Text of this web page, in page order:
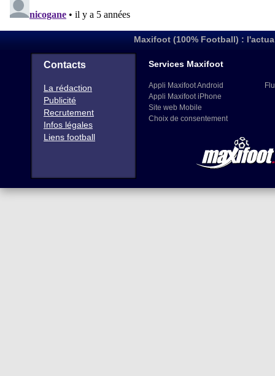
Maxifoot (100% Football) :
Contacts
La rédaction
Publicité
Recrutement
Infos légales
Liens football
Services Maxifoot
Appli Maxifoot Android
Appli Maxifoot iPhone
Site web Mobile
Choix de consentement